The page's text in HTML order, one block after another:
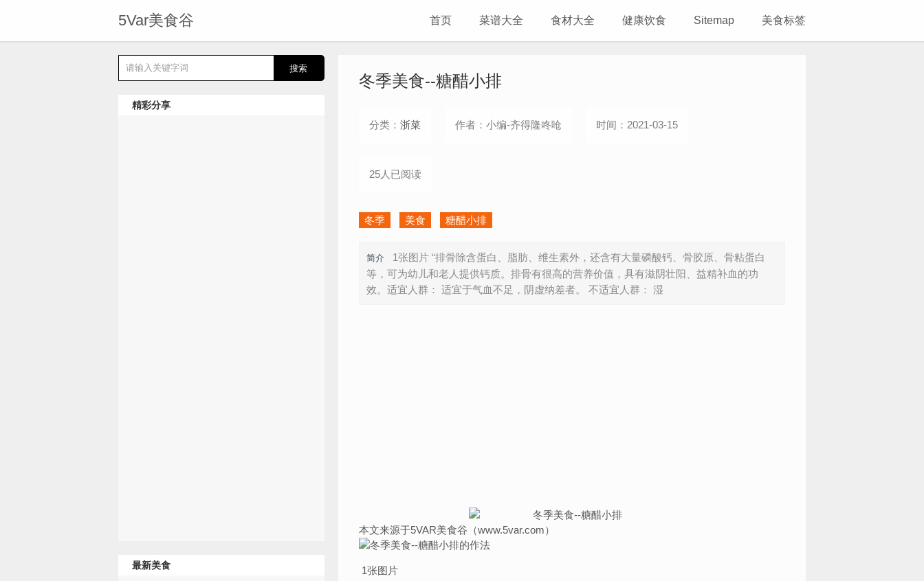
5Var美食谷 首页 菜谱大全 食材大全 健康饮食 Sitemap 美食标签
精彩分享
最新美食
冬季美食--糖醋小排
分类： 浙菜 作者：小编-齐得隆咚呛 时间：2021-03-15
25人已阅读
冬季 美食 糖醋小排
简介
1张图片 “排骨除含蛋白、脂肪、维生素外，还含有大量磷酸钙、骨胶原、骨粘蛋白
等，可为幼儿和老人提供钙质。排骨有很高的营养价值，具有滋阴壮阳、益精补血的功
效。适宜人群： 适宜于气血不足，阴虚纳差者。 不适宜人群： 湿
本文来源于5VAR美食谷（www.5var.com）
1张图片